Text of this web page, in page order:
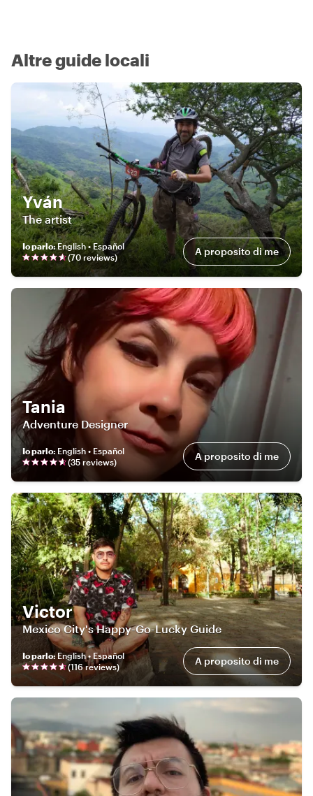
Altre guide locali
Yván
The artist
Io parlo:English • Español
(70 reviews) A proposito di me
Tania
Adventure Designer
Io parlo: English • Español
(35 reviews) A proposito di me
Victor
Mexico City's Happy-Go-Lucky Guide
Io parlo:English • Español
(116reviews) A proposito di me